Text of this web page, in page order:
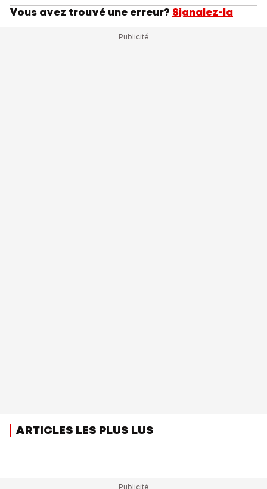
Vous avez trouvé une erreur? Signalez-la
ARTICLES LES PLUS LUS